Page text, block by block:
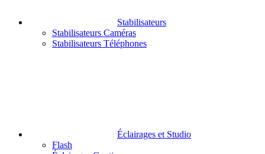
Stabilisateurs
Stabilisateurs Caméras
Stabilisateurs Téléphones
Éclairages et Studio
Flash